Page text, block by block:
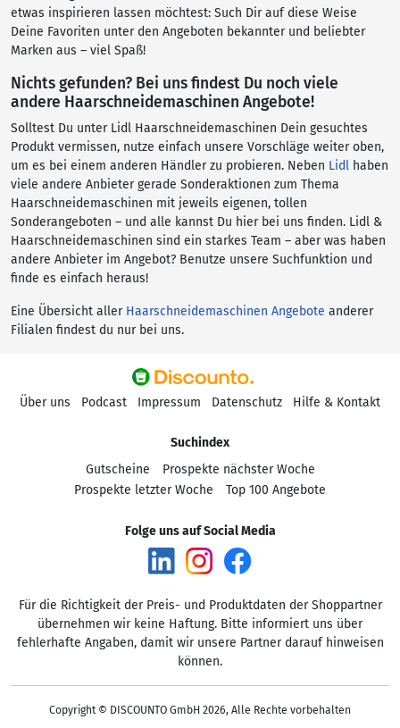
etwas inspirieren lassen möchtest: Such Dir auf diese Weise
Deine Favoriten unter den Angeboten bekannter und beliebter
Marken aus – viel Spaß!
Nichts gefunden? Bei uns findest Du noch viele
andere Haarschneidemaschinen Angebote!
Solltest Du unter Lidl Haarschneidemaschinen Dein gesuchtes
Produkt vermissen, nutze einfach unsere Vorschläge weiter oben,
um es bei einem anderen Händler zu probieren. Neben Lidl haben
viele andere Anbieter gerade Sonderaktionen zum Thema
Haarschneidemaschinen mit jeweils eigenen, tollen
Sonderangeboten – und alle kannst Du hier bei uns finden. Lidl &
Haarschneidemaschinen sind ein starkes Team – aber was haben
andere Anbieter im Angebot? Benutze unsere Suchfunktion und
finde es einfach heraus!
Eine Übersicht aller Haarschneidemaschinen Angebote anderer
Filialen findest du nur bei uns.
Über uns Podcast Impressum Datenschutz Hilfe & Kontakt
Suchindex
Gutscheine
Prospekte nächster Woche
Prospekte letzter Woche
Top 100 Angebote
Folge uns auf Social Media
Für die Richtigkeit der Preis- und Produktdaten der Shoppartner
übernehmen wir keine Haftung. Bitte informiert uns über
fehlerhafte Angaben, damit wir unsere Partner darauf hinweisen
können.
Copyright © DISCOUNTO GmbH 2026, Alle Rechte vorbehalten